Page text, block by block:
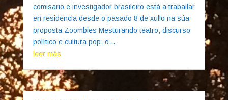
comisario e investigador brasileiro está a traballar
en residencia desde o pasado 8 de xullo na súa
proposta Zoombies Mesturando teatro, discurso
político e cultura pop, o...
leer más